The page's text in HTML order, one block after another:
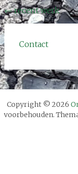
Bericht
navigatie
←recent werk
Contact
Copyright © 2026
voorbehouden.